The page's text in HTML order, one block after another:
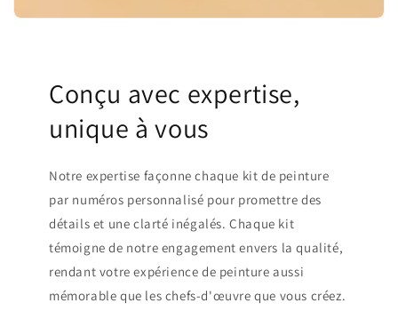
Conçu avec expertise,
unique à vous
Notre expertise façonne chaque kit de peinture
par numéros personnalisé pour promettre des
détails et une clarté inégalés. Chaque kit
témoigne de notre engagement envers la qualité,
rendant votre expérience de peinture aussi
mémorable que les chefs-d'œuvre que vous créez.